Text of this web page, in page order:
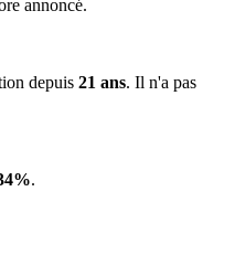
annoncé.
depuis 21 ans. Il n'a pas
.